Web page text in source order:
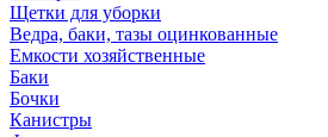
Щетки для уборки
Ведра, баки, тазы оцинкованные
Емкости хозяйственные
Баки
Бочки
Канистры